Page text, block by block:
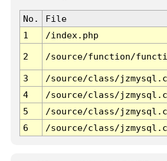
No. File
1
/index.php
2 /source/function/
3 /source/class/
4
/source/class/
5
/source/class/
6
/source/class/